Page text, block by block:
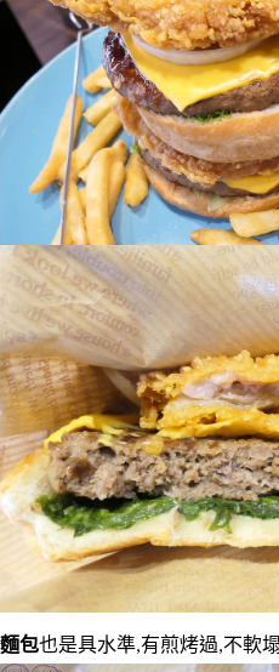
麵包也是具水準,有煎烤過,不軟